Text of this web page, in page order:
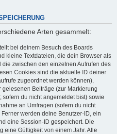
Arten gesammelt:
bei deinem Besuch des Boards
kleine Textdateien, die dein Browser als
zwischen den einzelnen Aufrufen des
Cookies sind die aktuelle ID deiner
zugeordnet werden können),
Beiträge (zur Markierung
du nicht angemeldet bist) sowie
an Umfragen (sofern du nicht
werden deine Benutzer-ID, ein
eine Session-ID gespeichert. Die
eine Gültigkeit von einem Jahr. Alle